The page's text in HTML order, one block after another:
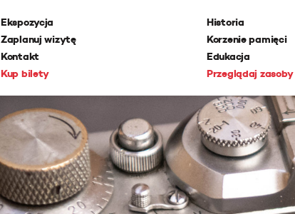
Ekspozycja
Zaplanuj wizytę
Kontakt
Kup bilety
Historia
Korzenie pamięci
Edukacja
Przeglądaj zasoby